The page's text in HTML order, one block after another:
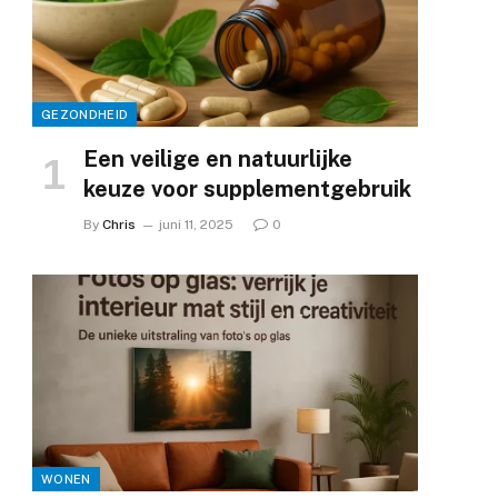
GEZONDHEID
Een veilige en natuurlijke
keuze voor supplementgebruik
By Chris juni 11, 2025 0
WONEN